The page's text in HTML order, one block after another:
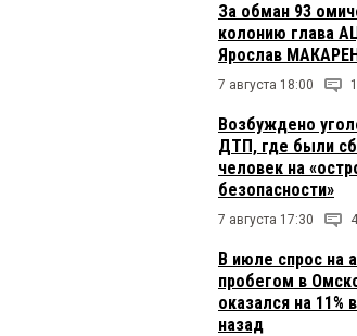
За обман 93
колонию глава
Ярослав
7 августа 18:00 1
Возбуждено
ДТП, где были
человек на
безопасности»
7 августа 17:30 4
В июле спрос на
пробегом в
оказался на
назад